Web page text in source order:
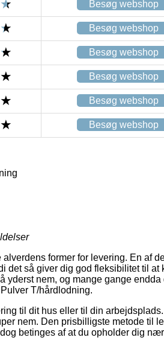
Besøg webshop
Besøg webshop
Besøg webshop
Besøg webshop
Besøg webshop
Besøg webshop
former for levering. En af
det så giver dig god fleksibilitet til at
yderst nem, og mange gange
T/hårdlodning.
til dit hus eller til din
nem. Den prisbilligste metode til
betinges af at du opholder dig